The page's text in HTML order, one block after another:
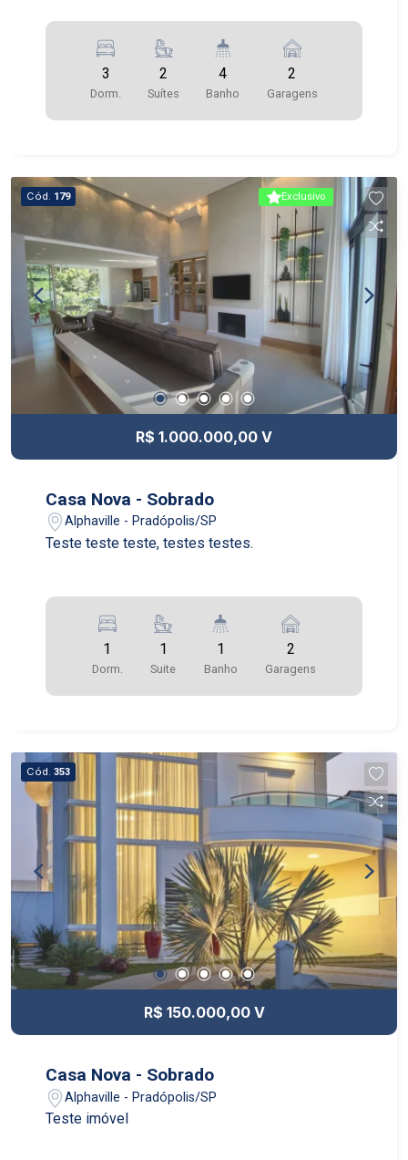
3
Dorm.
2
Suítes
4
Banho
2
Garagens
Exclusivo
Cód. 179
R$ 1.000.000,00 V
Casa Nova - Sobrado
Alphaville - Pradópolis/SP
Teste teste teste, testes testes.
1
Dorm.
1
Suite
1
Banho
2
Garagens
Cód. 353
R$ 150.000,00 V
Casa Nova - Sobrado
Alphaville - Pradópolis/SP
Teste imóvel